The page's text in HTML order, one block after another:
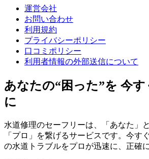
運営会社
お問い合わせ
利用規約
プライバシーポリシー
口コミポリシー
利用者情報の外部送信について
あなたの“困った”を 今
に
水道修理のセーフリーは、「あなた」
「プロ」を繋げるサービスです。今す
の水道トラブルをプロが迅速に、正確